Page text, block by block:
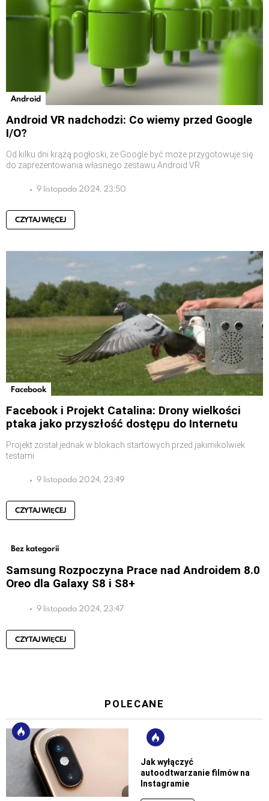
Android
Android VR nadchodzi: Co wiemy przed Google
I/O?
Od kilku dni krążą pogłoski, że Google być może przygotowuje się
do zaprezentowania własnego zestawu Android VR
9 listopada 2024, 23:50
CZYTAJ WIĘCEJ
Facebook
Facebook i Projekt Catalina: Drony wielkości
ptaka jako przyszłość dostępu do Internetu
Projekt został jednak w blokach startowych przed jakimikolwiek
testami
9 listopada 2024, 23:49
CZYTAJ WIĘCEJ
Bez kategorii
Samsung Rozpoczyna Prace nad Androidem 8.0
Oreo dla Galaxy S8 i S8+
9 listopada 2024, 23:47
CZYTAJ WIĘCEJ
POLECANE
Jak wyłączyć
autoodtwarzanie filmów na
Instagramie